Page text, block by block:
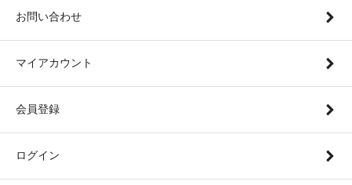
お問い合わせ
マイアカウント
会員登録
ログイン